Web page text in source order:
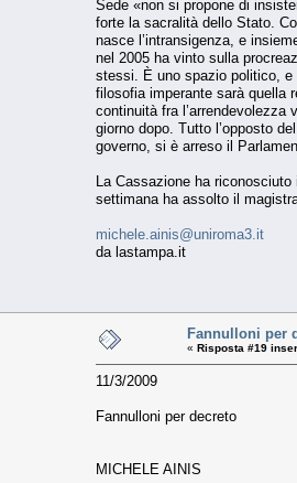
Sede «non si propone di
forte la sacralità dello Stato.
nasce l’intransigenza, e
nel 2005 ha vinto sulla
stessi. È uno spazio politico, e
filosofia imperante sarà quella
continuità fra l’arrendevolezza
giorno dopo. Tutto l’opposto
governo, si è arreso il
La Cassazione ha
settimana ha assolto il
michele.ainis@uniroma3.it
da lastampa.it
Fannulloni per
« Risposta #19
11/3/2009
Fannulloni per decreto
MICHELE AINIS